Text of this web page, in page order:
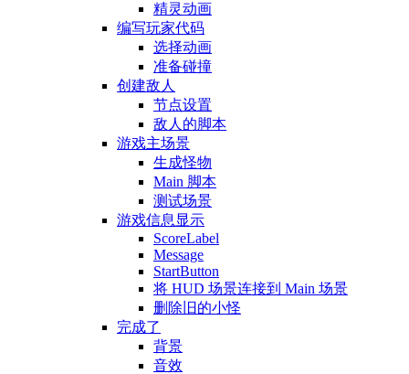
精灵动画
编写玩家代码
选择动画
准备碰撞
创建敌人
节点设置
敌人的脚本
游戏主场景
生成怪物
Main 脚本
测试场景
游戏信息显示
ScoreLabel
Message
StartButton
将 HUD 场景连接到 Main 场景
删除旧的小怪
完成了
背景
音效